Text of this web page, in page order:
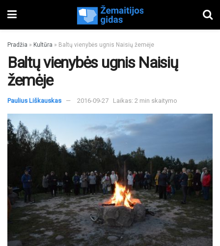
Pradžia » Kultūra » Baltų vienybės ugnis Naisių žemėje
Baltų vienybės ugnis Naisių
žemėje
Paulius Liškauskas 2016-09-27 Laikas: 2 min skaitymo